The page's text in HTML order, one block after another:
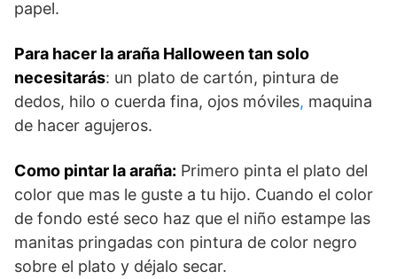
papel.
Para hacer la araña Halloween tan solo
necesitarás: un plato de cartón, pintura de
dedos, hilo o cuerda fina, ojos móviles, maquina
de hacer agujeros.
Como pintar la araña: Primero pinta el plato del
color que mas le guste a tu hijo. Cuando el color
de fondo esté seco haz que el niño estampe las
manitas pringadas con pintura de color negro
sobre el plato y déjalo secar.